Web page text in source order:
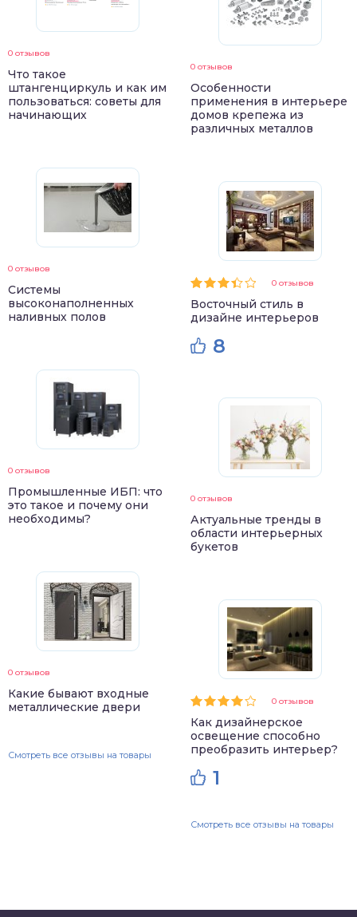
0 отзывов
Что такое
штангенциркуль и как им
пользоваться: советы для
начинающих
0 отзывов
Системы
высоконаполненных
наливных полов
0 отзывов
Промышленные ИБП: что
это такое и почему они
необходимы?
0 отзывов
Какие бывают входные
металлические двери
Смотреть все отзывы на товары
0 отзывов
Особенности
применения в интерьере
домов крепежа из
различных металлов
0 отзывов
Восточный стиль в
дизайне интерьеров
8
0 отзывов
Актуальные тренды в
области интерьерных
букетов
0 отзывов
Как дизайнерское
освещение способно
преобразить интерьер?
1
Смотреть все отзывы на товары